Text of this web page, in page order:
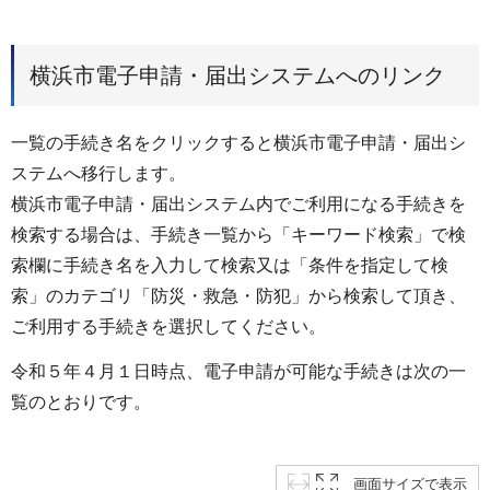
横浜市電子申請・届出システムへのリンク
一覧の手続き名をクリックすると横浜市電子申請・届出シ
ステムへ移行します。
横浜市電子申請・届出システム内でご利用になる手続きを
検索する場合は、手続き一覧から「キーワード検索」で検
索欄に手続き名を入力して検索又は「条件を指定して検
索」のカテゴリ「防災・救急・防犯」から検索して頂き、
ご利用する手続きを選択してください。
令和５年４月１日時点、電子申請が可能な手続きは次の一
覧のとおりです。
画面サイズで表示